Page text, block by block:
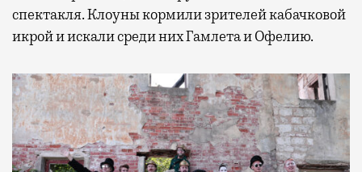
спектакля. Клоуны кормили зрителей кабачковой
икрой и искали среди них Гамлета и Офелию.